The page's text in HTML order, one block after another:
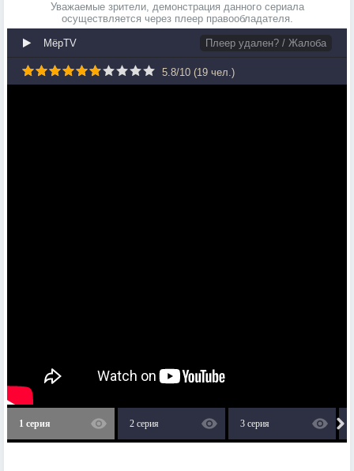
Уважаемые зрители, демонстрация данного сериала
осуществляется через плеер правообладателя.
МёрTV Плеер удален? / Жалоба
5.8/10 (19 чел.)
1 серия 2 серия 3 серия